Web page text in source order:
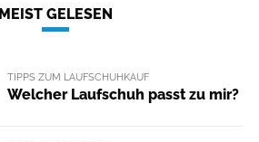
MEIST GELESEN
TIPPS ZUM LAUFSCHUHKAUF
Welcher Laufschuh passt zu mir?